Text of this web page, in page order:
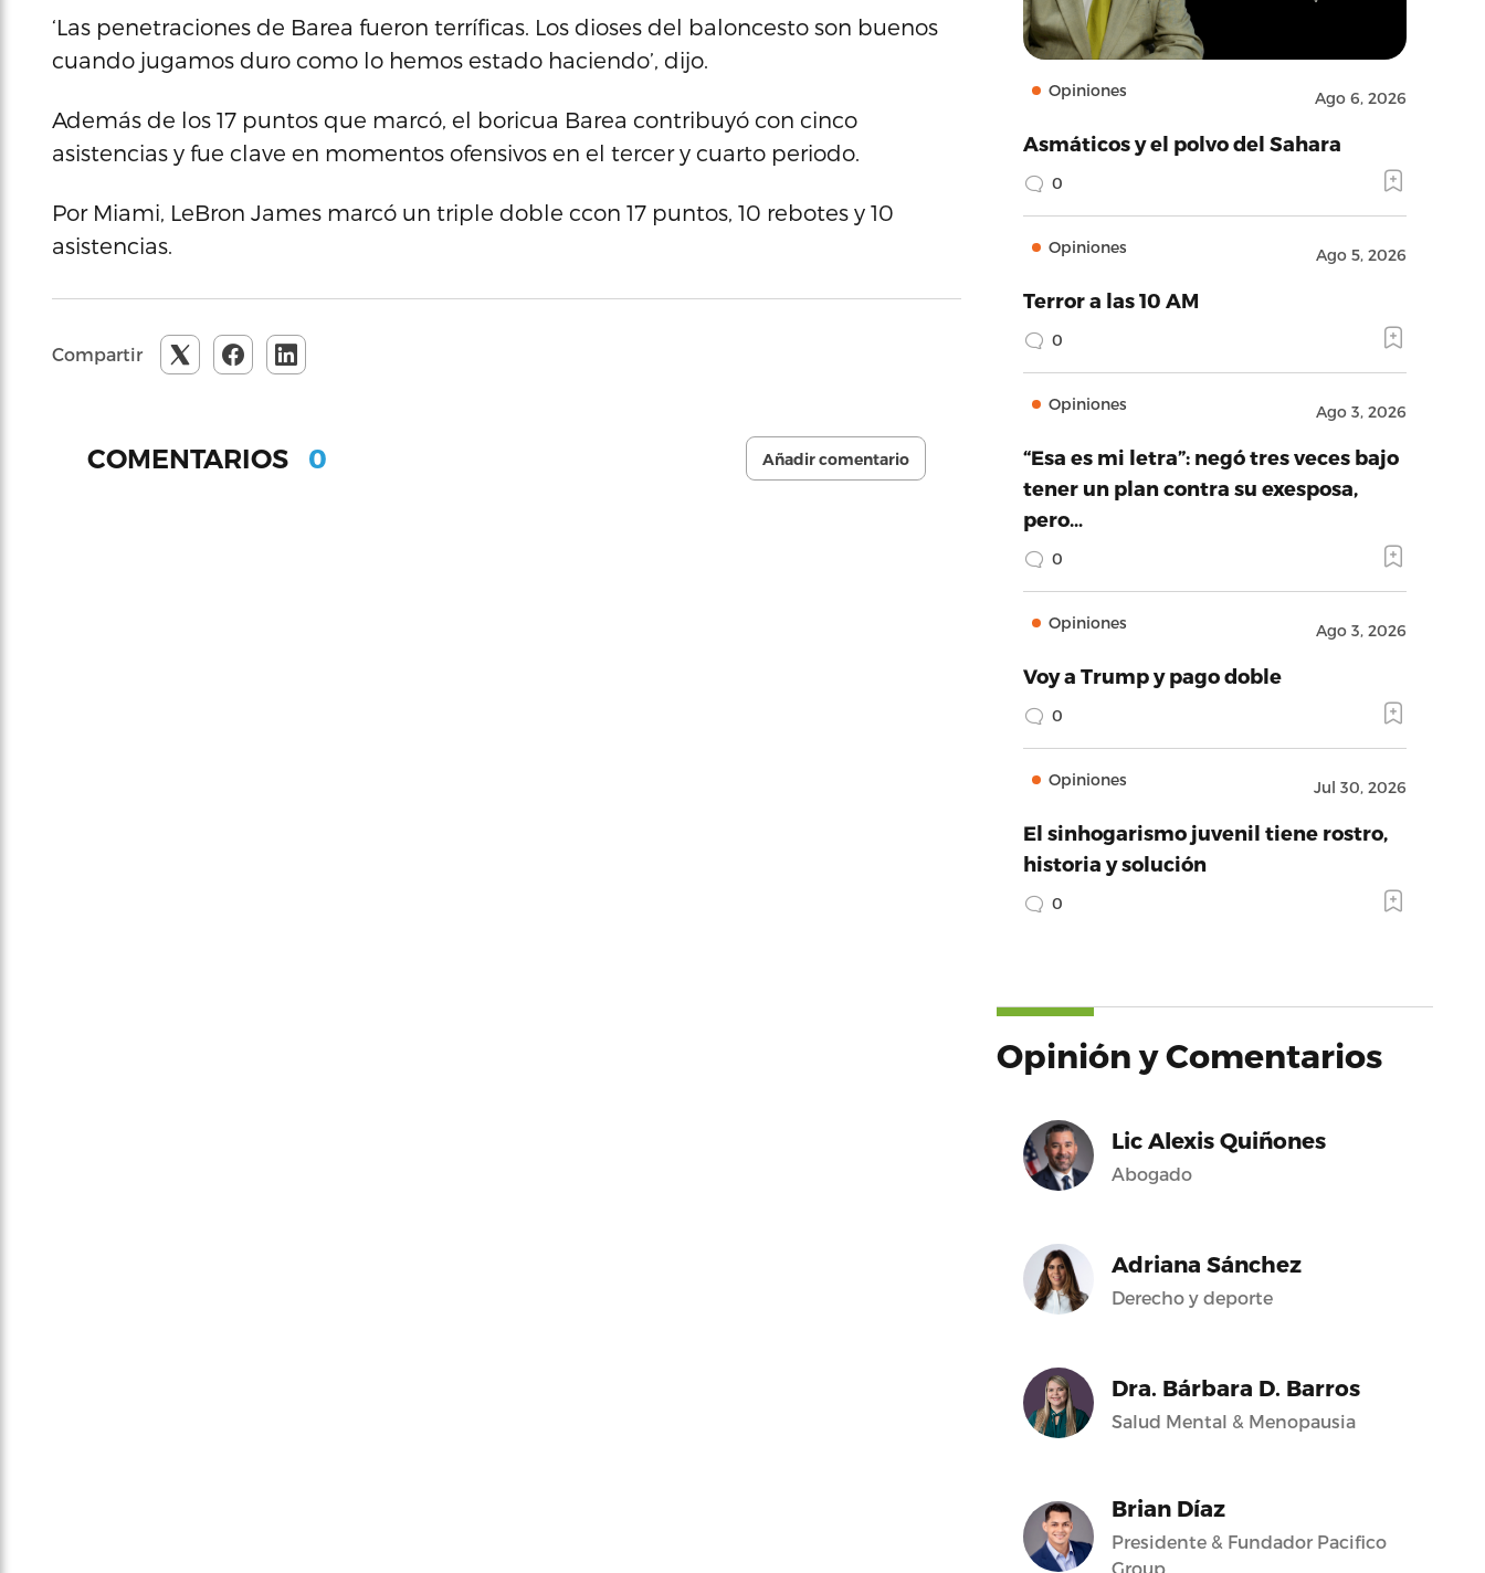
‘Las penetraciones de Barea fueron terríficas. Los dioses del baloncesto son buenos
cuando jugamos duro como lo hemos estado haciendo’, dijo.
Además de los 17 puntos que marcó, el boricua Barea contribuyó con cinco
asistencias y fue clave en momentos ofensivos en el tercer y cuarto periodo.
Por Miami, LeBron James marcó un triple doble ccon 17 puntos, 10 rebotes y 10
asistencias.
Compartir
COMENTARIOS 0 Añadir comentario
Opiniones Ago 6, 2026
Asmáticos y el polvo del Sahara
0
Opiniones Ago 5, 2026
Terror a las 10 AM
0
Opiniones Ago 3, 2026
“Esa es mi letra”: negó tres veces bajo
tener un plan contra su exesposa,
pero…
0
Opiniones Ago 3, 2026
Voy a Trump y pago doble
0
Opiniones Jul 30, 2026
El sinhogarismo juvenil tiene rostro,
historia y solución
0
Opinión y Comentarios
Lic Alexis Quiñones
Abogado
Adriana Sánchez
Derecho y deporte
Dra. Bárbara D. Barros
Salud Mental & Menopausia
Brian Díaz
Presidente & Fundador Pacifico
Group